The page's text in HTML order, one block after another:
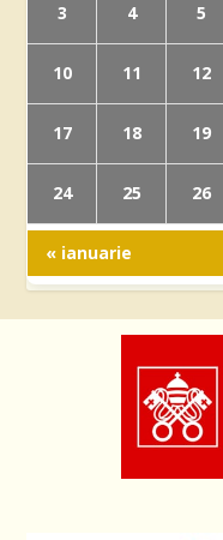
3 4 5
10 11 12
17 18 19
24 25 26
« ianuarie